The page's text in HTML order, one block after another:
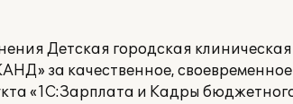
Детская городская
за качественное,
«1С:Зарплата и Кадры